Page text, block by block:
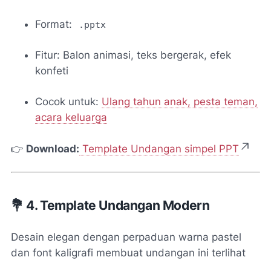
Format: .pptx
Fitur: Balon animasi, teks bergerak, efek
konfeti
Cocok untuk: Ulang tahun anak, pesta teman,
acara keluarga
👉 Download: Template Undangan simpel PPT
💐 4. Template Undangan Modern
Desain elegan dengan perpaduan warna pastel
dan font kaligrafi membuat undangan ini terlihat